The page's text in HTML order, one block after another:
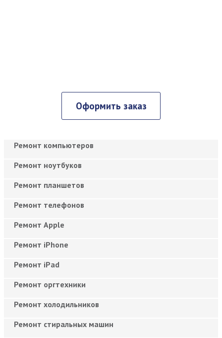
Оформить заказ
Ремонт компьютеров
Ремонт ноутбуков
Ремонт планшетов
Ремонт телефонов
Ремонт Apple
Ремонт iPhone
Ремонт iPad
Ремонт оргтехники
Ремонт холодильников
Ремонт стиральных машин